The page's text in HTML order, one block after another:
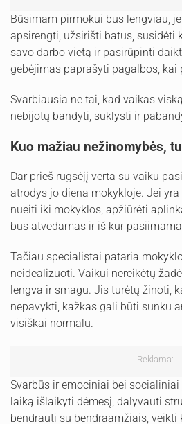
Būsimam pirmokui bus lengviau,
apsirengti, užsirišti batus, susidėti
savo darbo vietą ir pasirūpinti
gebėjimas paprašyti pagalbos, kai
Svarbiausia ne tai, kad vaikas
nebijotų bandyti, suklysti ir
Kuo mažiau nežinomybės,
Dar prieš rugsėjį verta su vaiku
atrodys jo diena mokykloje. Jei
nueiti iki mokyklos, apžiūrėti
bus atvedamas ir iš kur
Tačiau specialistai pataria
neidealizuoti. Vaikui nereikėtų
lengva ir smagu. Jis turėtų žinoti,
nepavykti, kažkas gali būti sunku
visiškai normalu.
Reklama:
Svarbūs ir emociniai bei
laiką išlaikyti dėmesį, dalyvauti
bendrauti su bendraamžiais,